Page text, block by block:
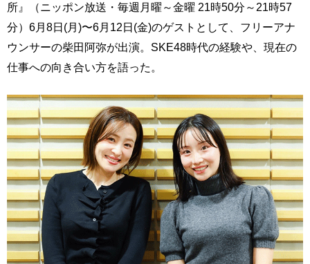
所』（ニッポン放送・毎週月曜～金曜 21時50分～21時57
分）6月8日(月)〜6月12日(金)のゲストとして、フリーアナ
ウンサーの柴田阿弥が出演。SKE48時代の経験や、現在の
仕事への向き合い方を語った。